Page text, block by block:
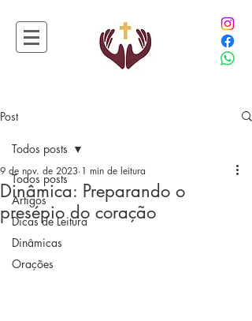
Post
Todos posts
Artigos
Dicas de Leitura
Dinâmicas
Orações
Todos posts
Dinâmica: Preparando o
presépio do coração
9 de nov. de 2023 1 min de leitura